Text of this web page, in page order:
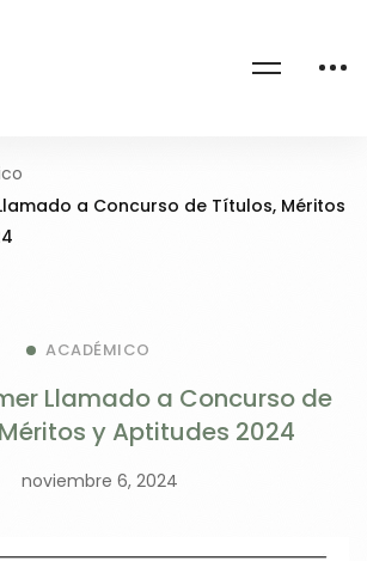
a Concurso de Títulos, Méritos
ACADÉMICO
Llamado a Concurso de
y Aptitudes 2024
noviembre 6, 2024